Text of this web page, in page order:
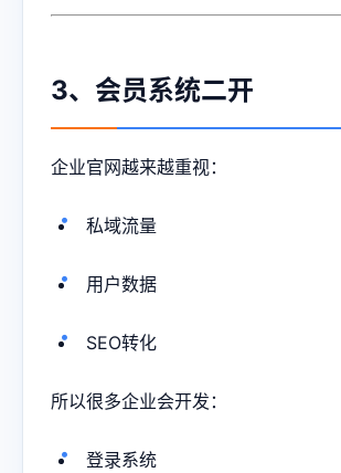
3、会员系统二开
企业官网越来越重视：
私域流量
用户数据
SEO转化
所以很多企业会开发：
登录系统